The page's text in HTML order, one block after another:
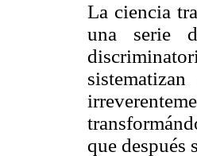
La ciencia
una serie
que después